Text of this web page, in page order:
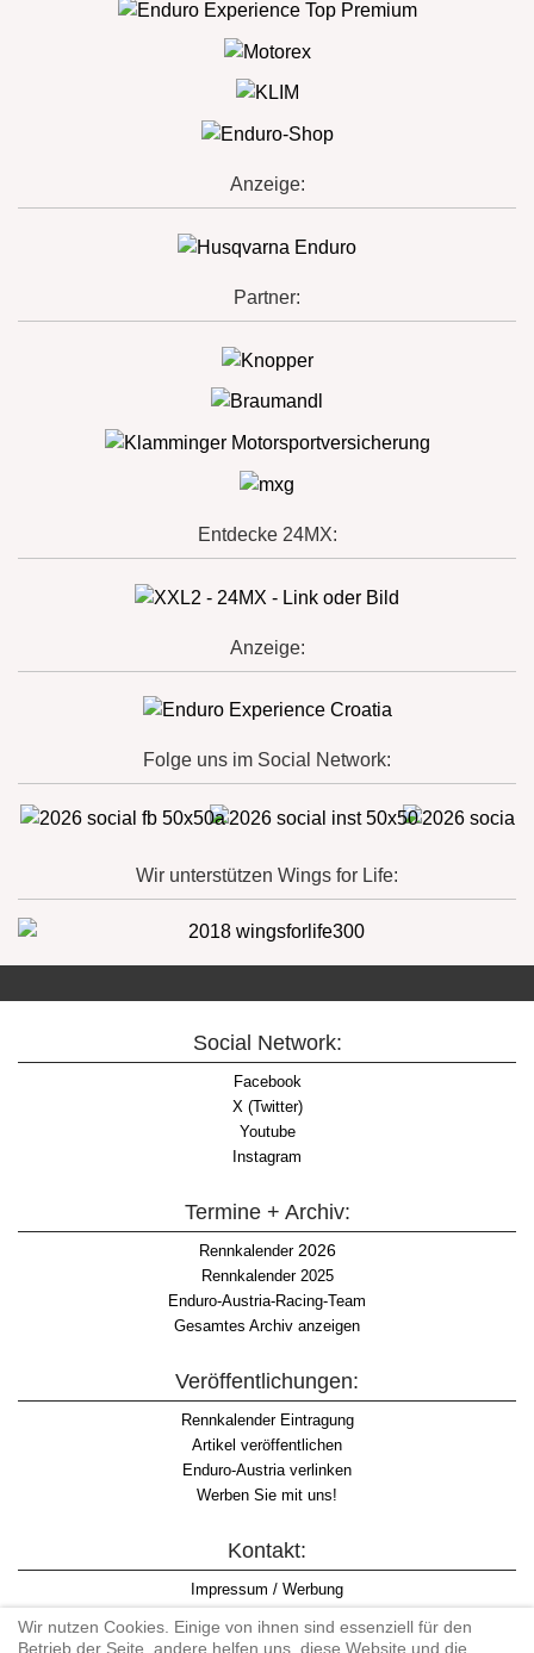
Anzeige:
Partner:
Entdecke 24MX:
Anzeige:
Folge uns im Social Network:
Wir unterstützen Wings for Life:
Social Network:
Facebook
X (Twitter)
Youtube
Instagram
Termine + Archiv:
Rennkalender2026
Rennkalender 2025
Enduro-Austria-Racing-Team
Gesamtes Archiv anzeigen
Veröffentlichungen:
Rennkalender Eintragung
Artikel veröffentlichen
Enduro-Austria verlinken
Werben Sie mit uns!
Kontakt:
Impressum / Werbung
Informationspflicht WKO
Wir nutzen Cookies. Einige von ihnen sind essenziell für den
Betrieb der Seite, andere helfen uns, diese Website und die